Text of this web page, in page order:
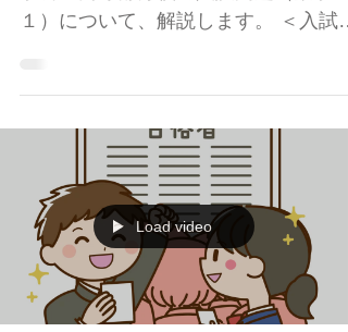
「賞状」をもらって「やった～！」と
喜んでもらうようにするのです。 そう
れます。 本当です 😊 ですから５０名
では 「漢字検定（漢検）」 を実施し
ています。 やはり「合格」すること
が、いちばんの目的だからです。 漢字
は毎年出ますが、この 「出題範囲」
意識して学習しましょう。 ＜２＞ロー
マ字 ローマ字には「ヘボン式」と「訓
令式」があり、どちらを学習するのか
検討が進められてきました。 そのため
学科・高等部分校の入試問題（数学－
特別支援高校（分校）の入試問題 ここ
から入試問題を印刷して、それを見な
がらお読みいただくと、分かりやすい
と思います。 ＜１＞計算問題 例年通
の出題でしたが、分数が難しかったで
す。 今年の分数はたし算をした後で、
８／７を１と１／７にする計算が必要
Load video